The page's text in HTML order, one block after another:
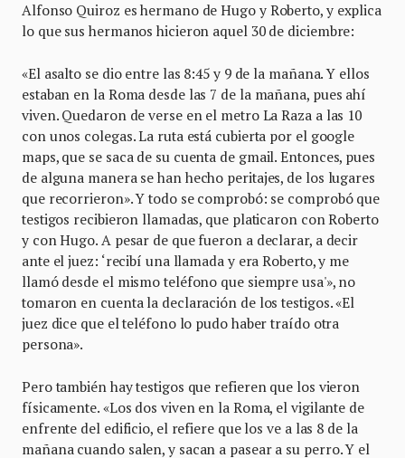
Alfonso Quiroz es hermano de Hugo y Roberto, y explica
lo que sus hermanos hicieron aquel 30 de diciembre:
«El asalto se dio entre las 8:45 y 9 de la mañana. Y ellos
estaban en la Roma desde las 7 de la mañana, pues ahí
viven. Quedaron de verse en el metro La Raza a las 10
con unos colegas. La ruta está cubierta por el google
maps, que se saca de su cuenta de gmail. Entonces, pues
de alguna manera se han hecho peritajes, de los lugares
que recorrieron». Y todo se comprobó: se comprobó que
testigos recibieron llamadas, que platicaron con Roberto
y con Hugo. A pesar de que fueron a declarar, a decir
ante el juez: ‘recibí una llamada y era Roberto, y me
llamó desde el mismo teléfono que siempre usa'», no
tomaron en cuenta la declaración de los testigos. «El
juez dice que el teléfono lo pudo haber traído otra
persona».
Pero también hay testigos que refieren que los vieron
físicamente. «Los dos viven en la Roma, el vigilante de
enfrente del edificio, el refiere que los ve a las 8 de la
mañana cuando salen, y sacan a pasear a su perro. Y el